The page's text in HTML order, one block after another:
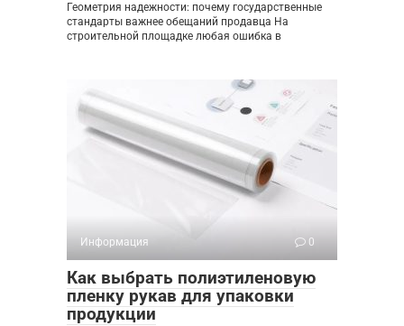
Геометрия надежности: почему государственные
стандарты важнее обещаний продавца На
строительной площадке любая ошибка в
Информация 0
Как выбрать полиэтиленовую
пленку рукав для упаковки
продукции